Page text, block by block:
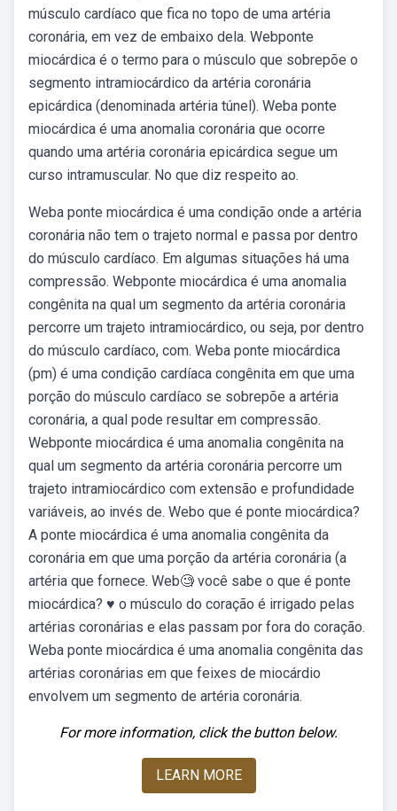
músculo cardíaco que fica no topo de uma artéria
coronária, em vez de embaixo dela. Webponte
miocárdica é o termo para o músculo que sobrepõe o
segmento intramiocárdico da artéria coronária
epicárdica (denominada artéria túnel). Weba ponte
miocárdica é uma anomalia coronária que ocorre
quando uma artéria coronária epicárdica segue um
curso intramuscular. No que diz respeito ao.
Weba ponte miocárdica é uma condição onde a artéria
coronária não tem o trajeto normal e passa por dentro
do músculo cardíaco. Em algumas situações há uma
compressão. Webponte miocárdica é uma anomalia
congênita na qual um segmento da artéria coronária
percorre um trajeto intramiocárdico, ou seja, por dentro
do músculo cardíaco, com. Weba ponte miocárdica
(pm) é uma condição cardíaca congênita em que uma
porção do músculo cardíaco se sobrepõe a artéria
coronária, a qual pode resultar em compressão.
Webponte miocárdica é uma anomalia congênita na
qual um segmento da artéria coronária percorre um
trajeto intramiocárdico com extensão e profundidade
variáveis, ao invés de. Webo que é ponte miocárdica?
A ponte miocárdica é uma anomalia congênita da
coronária em que uma porção da artéria coronária (a
artéria que fornece. Web🧐 você sabe o que é ponte
miocárdica? ♥ o músculo do coração é irrigado pelas
artérias coronárias e elas passam por fora do coração.
Weba ponte miocárdica é uma anomalia congênita das
artérias coronárias em que feixes de miocárdio
envolvem um segmento de artéria coronária.
For more information, click the button below.
LEARN MORE